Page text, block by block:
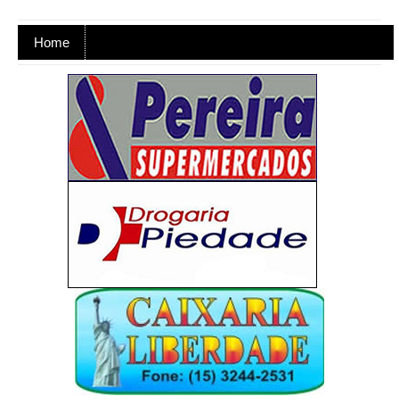
Home
Ano XX - Postagens nos dias úteis,
de segunda a sexta-feira